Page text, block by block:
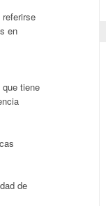
referirse
en
tiene
de